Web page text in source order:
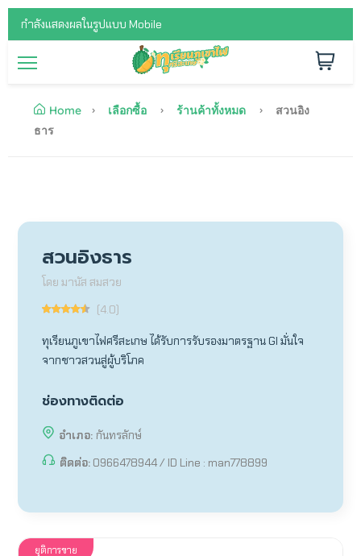
กำลังแสดงผลในรูปแบบ Mobile
Home เลือกซื้อ ร้านค้าทั้งหมด
สวนอิง
ธาร
สวนอิงธาร
โดย มานัส สมสวย
(4.0)
ทุเรียนภูเขาไฟศรีสะเกษ ได้รับการรับรองมาตรฐาน GI มั่นใจ
จากชาวสวนสู่ผู้บริโภค
ช่องทางติดต่อ
อำเภอ: กันทรลักษ์
ติดต่อ: 0966478944 / ID Line : man778899
ยุติการขาย